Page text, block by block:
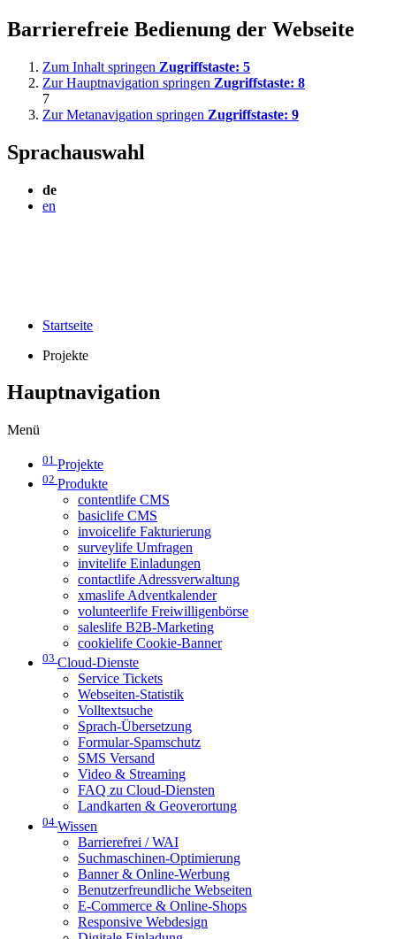
Barrierefreie Bedienung der Webseite
Zum Inhalt springen Zugriffstaste: 5
Zur Hauptnavigation springen Zugriffstaste: 8
7
Zur Metanavigation springen Zugriffstaste: 9
Sprachauswahl
de
en
Startseite
Projekte
Hauptnavigation
Menü
01 Projekte
02 Produkte
contentlife CMS
basiclife CMS
invoicelife Fakturierung
surveylife Umfragen
invitelife Einladungen
contactlife Adressverwaltung
xmaslife Adventkalender
volunteerlife Freiwilligenbörse
saleslife B2B-Marketing
cookielife Cookie-Banner
03 Cloud-Dienste
Service Tickets
Webseiten-Statistik
Volltextsuche
Sprach-Übersetzung
Formular-Spamschutz
SMS Versand
Video & Streaming
FAQ zu Cloud-Diensten
Landkarten & Geoverortung
04 Wissen
Barrierefrei / WAI
Suchmaschinen-Optimierung
Banner & Online-Werbung
Benutzerfreundliche Webseiten
E-Commerce & Online-Shops
Responsive Webdesign